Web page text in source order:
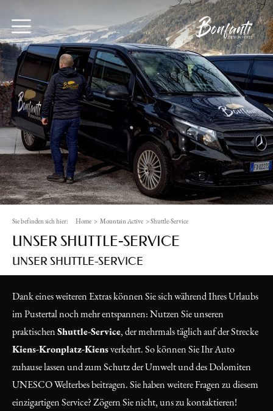
Sie befinden sich hier: Home > Mountain Active >Shuttle-Service
UNSER SHUTTLE-SERVICE
UNSER SHUTTLE-SERVICE
Dank eines weiteren Extras können Sie sich während Ihres Urlaubs
im Pustertal noch mehr entspannen: Nutzen Sie unseren
praktischenShuttle-Service, der mehrmals täglich auf der Strecke
Kiens-Kronplatz-Kiensverkehrt. So können Sie Ihr Auto
zuhause lassen und zum Schutz der Umwelt und des Dolomiten
UNESCO Welterbes beitragen. Sie haben weitere Fragen zu diesem
einzigartigen Service? Zögern Sie nicht, uns zu kontaktieren!